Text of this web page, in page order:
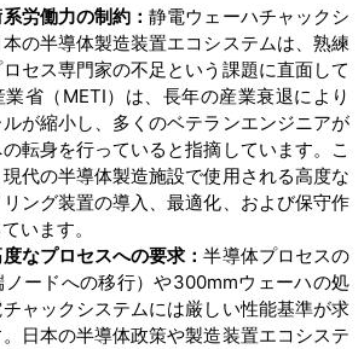
労働力の制約：静電ウェーハチャックシ
の半導体製造装置エコシステムは、熟練
セス専門家の不足という課題に直面して
省（METI）は、長年の産業衰退により
が縮小し、多くのベテランエンジニアが
転身を行っていると指摘しています。こ
代の半導体製造施設で使用される高度な
ング装置の導入、最適化、および保守作
います。
なプロセスへの要求：半導体プロセスの
ードへの移行）や300mmウェーハの処
ャックシステムには厳しい性能基準が求
日本の半導体政策や製造装置エコシステ